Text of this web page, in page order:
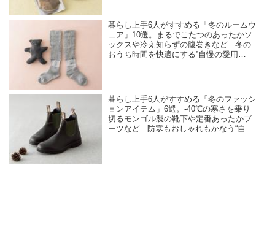
暮らし上手6人がすすめる「冬のルームウ
ェア」10選。まるでこたつのあったかソ
ックスや冷え知らずの腹巻きなど...冬の
おうち時間を快適にする‟自慢の愛用
暮らし上手6人がすすめる「冬のファッシ
ョンアイテム」6選。-40℃の寒さを乗り
切るモンゴル製の靴下や定番あったかブ
ーツなど...防寒もおしゃれもかなう“自慢